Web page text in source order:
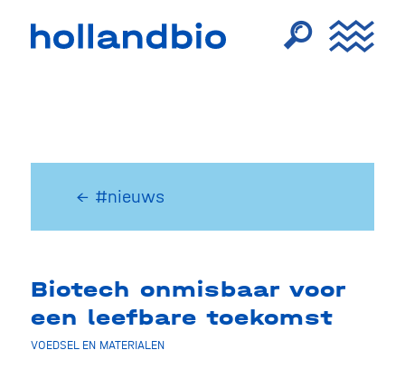
← #nieuws
Biotech onmisbaar voor
een leefbare toekomst
VOEDSEL EN MATERIALEN